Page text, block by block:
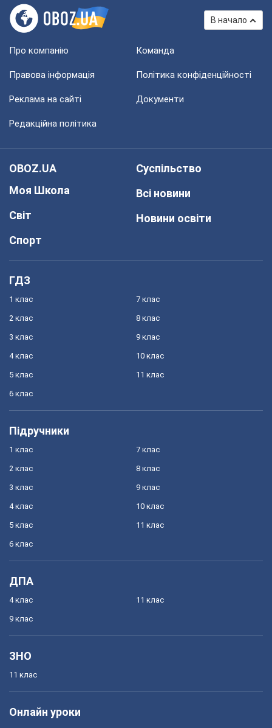
В начало
Про компанію Команда
Правова інформація Політика конфіденційності
Реклама на сайті Документи
Редакційна політика
OBOZ.UA
Моя Школа
Світ
Спорт
Суспільство
Всі новини
Новини освіти
ГДЗ
1 клас
2 клас
3 клас
4 клас
5 клас
6 клас
7 клас
8 клас
9 клас
10 клас
11 клас
Підручники
1 клас
2 клас
3 клас
4 клас
5 клас
6 клас
7 клас
8 клас
9 клас
10 клас
11 клас
ДПА
4 клас
9 клас
11 клас
ЗНО
11 клас
Онлайн уроки